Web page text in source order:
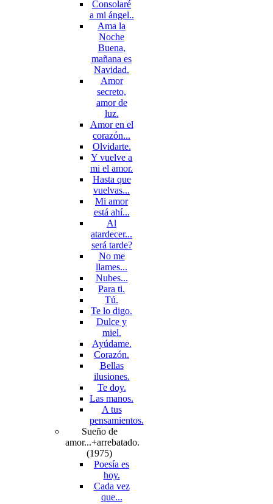
Consolaré
a mi ángel..
Ama la
Noche
Buena,
mañana es
Navidad.
Amor
secreto,
amor de
luz.
Amor en el
corazón...
Olvidarte.
Y vuelve a
mi el amor.
Hasta que
vuelvas...
Mi amor
está ahí...
Al
atardecer...
será tarde?
No me
llames...
Nubes...
Para ti.
Tú.
Te lo digo.
Dulce y
miel.
Ayúdame.
Corazón.
Bellas
ilusiones.
Te doy.
Las manos.
A tus
pensamientos.
Sueño de
amor...+arrebatado.
(1975)
Poesía es
hoy.
Cada vez
que...